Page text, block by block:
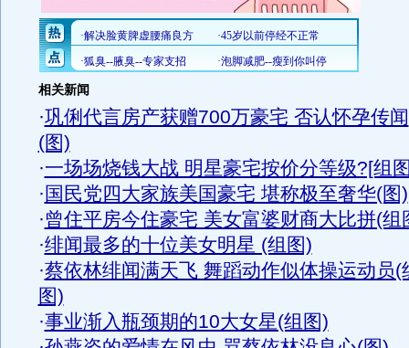
相关新闻
·巩俐代言房产获赠700万豪宅 否认怀孕传闻
(图)
·一场场烧钱大战 明星豪宅按价分等级?[组
· 国民党四大家族美国豪宅 堪称极至奢华(图)
·曾住平房今住豪宅 美女富婆财商大比拼(组
·绯闻最多的十位美女明星 (组图)
·蔡依林绯闻满天飞 舞蹈动作似体操运动员(
图)
·事业渐入瓶颈期的10大女星(组图)